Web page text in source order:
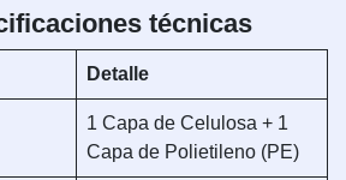
técnicas
Detalle
1 Capa de Celulosa + 1
Capa de Polietileno (PE)